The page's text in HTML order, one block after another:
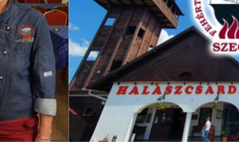
Találatok: 6313
Találatok: 7230
Találatok: 24714
Találatok: 14492
Találatok: 11901